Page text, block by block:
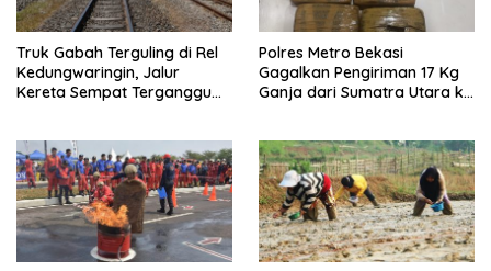
Truk Gabah Terguling di Rel
Kedungwaringin, Jalur
Kereta Sempat Terganggu
Polres Metro Bekasi
Gagalkan Pengiriman 17 Kg
Ganja dari Sumatra Utara ke